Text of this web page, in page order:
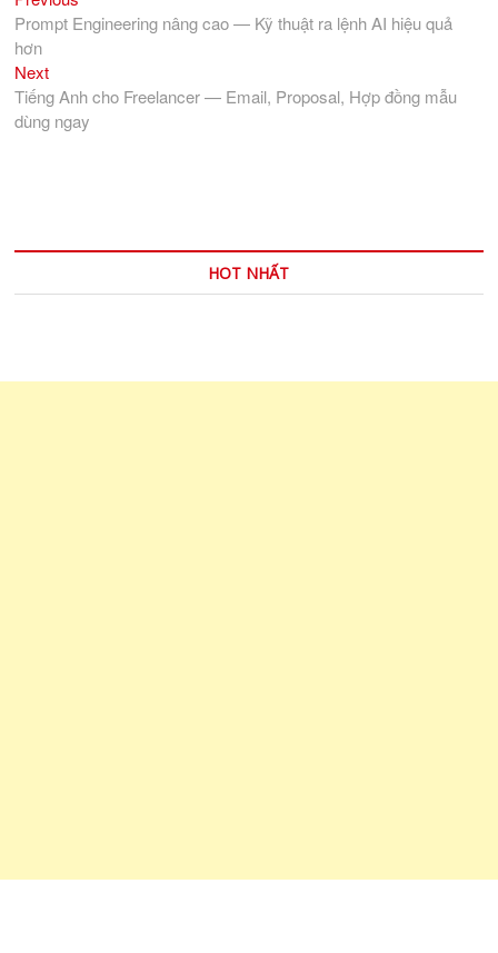
hướng
bài
viết
post:
Prompt Engineering nâng cao — Kỹ thuật ra lệnh AI hiệu quả
hơn
NextNext
post:
Tiếng Anh cho Freelancer — Email, Proposal, Hợp đồng mẫu
dùng ngay
HOT NHẤT